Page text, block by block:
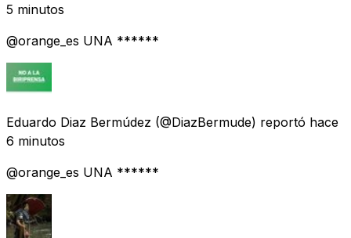
5 minutos
@orange_es UNA ******
Eduardo Diaz Bermúdez (@DiazBermude) reportó hace
6 minutos
@orange_es UNA ******